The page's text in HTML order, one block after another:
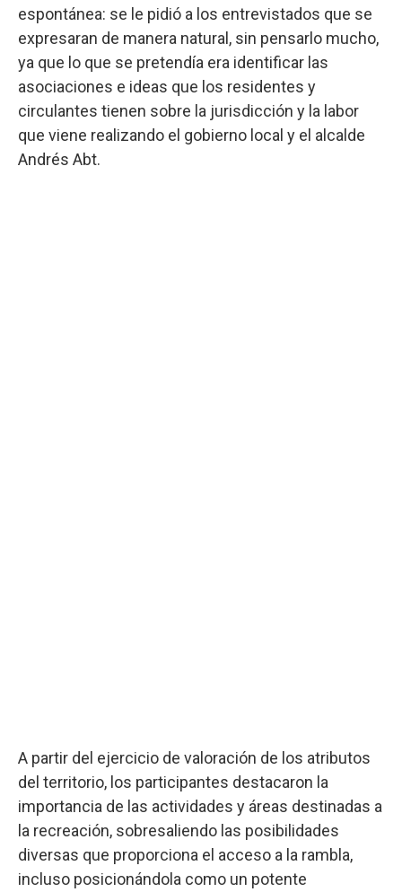
espontánea: se le pidió a los entrevistados que se
expresaran de manera natural, sin pensarlo mucho,
ya que lo que se pretendía era identificar las
asociaciones e ideas que los residentes y
circulantes tienen sobre la jurisdicción y la labor
que viene realizando el gobierno local y el alcalde
Andrés Abt.
A partir del ejercicio de valoración de los atributos
del territorio, los participantes destacaron la
importancia de las actividades y áreas destinadas a
la recreación, sobresaliendo las posibilidades
diversas que proporciona el acceso a la rambla,
incluso posicionándola como un potente